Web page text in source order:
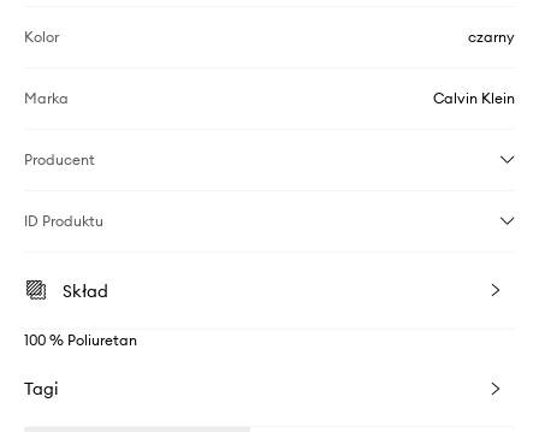
Kolor czarny
Marka Calvin Klein
Producent
ID Produktu
Skład
100 % Poliuretan
Tagi